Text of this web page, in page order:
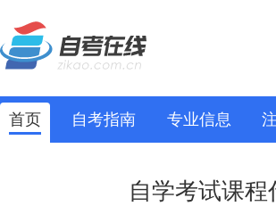
首页 自考指南 专业信息
自学考试课